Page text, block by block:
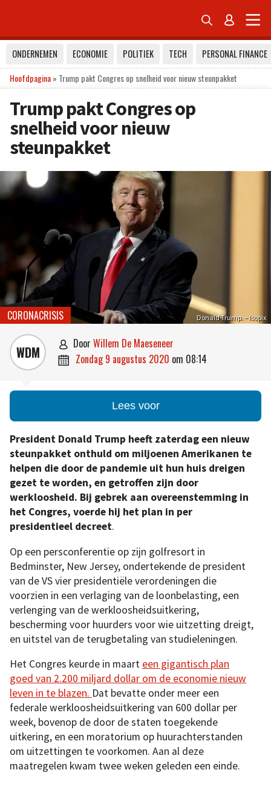
 
ONDERNEMEN ECONOMIE POLITIEK TECH
PERSONAL FINANCE
Hoofdpagina» Trump pakt Congres op snelheid voor nieuw steunpakket
Trump pakt Congres op
snelheid voor nieuw
steunpakket
Donald Trump. – Isopix
CORONACRISIS
WDM  door Willem De Maeseneer
 zondag 9 augustus 2020 om 08:14
Lees voor
President Donald Trump heeft zaterdag een nieuw
steunpakket onthuld om miljoenen Amerikanen te
helpen die door de pandemie uit hun huis dreigen
gezet te worden, en getroffen zijn door
werkloosheid. Bij gebrek aan overeenstemming in
het Congres, voerde hij het plan in per
presidentieel decreet.
Op een persconferentie op zijn golfresort in
Bedminster, New Jersey, ondertekende de president
van de VS vier presidentiële verordeningen die
voorzien in een verlaging van de loonbelasting, een
verlenging van de werkloosheidsuitkering,
bescherming voor huurders voor wie uitzetting dreigt,
en uitstel van de terugbetaling van studieleningen.
Het Congres keurde in maart een gigantisch plan
goed van 2.200 miljard dollar om de economie nieuw
leven in te blazen. Dat bevatte onder meer een
federale werkloosheidsuitkering van 600 dollar per
week, bovenop de door de staten toegekende
uitkering, en een moratorium op huurachterstanden
om uitzettingen te voorkomen. Aan al deze
maatregelen kwam twee weken geleden een einde.